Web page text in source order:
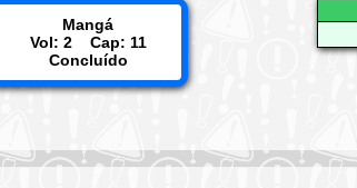
Mangá
Vol: 2 Cap: 11
Concluído